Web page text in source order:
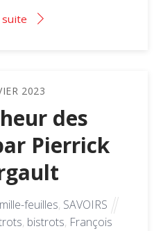
suite
2023
des
Pierrick
feuilles, SAVOIRS
, bistrots, François